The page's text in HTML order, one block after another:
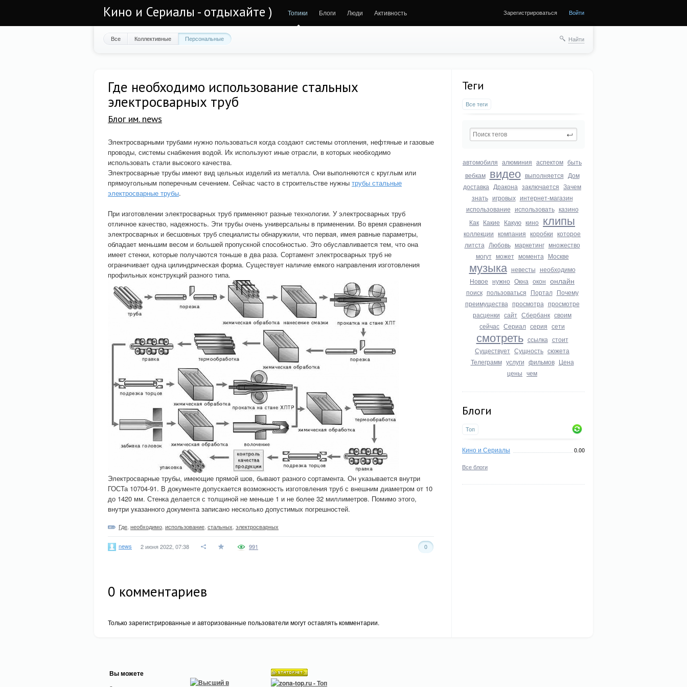
Кино и Сериалы - отдыхайте ) Топики Блоги Люди Активность Зарегистрироваться Войти
Все Коллективные Персональные Найти
Теги
Все теги
автомобиля алюминия аспектом быть
вебкам видео выполняется Дом
доставка Дракона заключается Зачем
знать игровых интернет-магазин
использование использовать казино
Как Какие Какую кино клипы
коллекции компания коробки которое
литста Любовь маркетинг множество
могут может момента Москве
музыка невесты необходимо
Новое нужно Окна окон онлайн
поиск пользоваться Портал Почему
преимущества просмотра просмотре
расценки сайт Сбербанк своим
сейчас Сериал серия сети
смотреть ссылка стоит
Существует Сущность сюжета
Телеграмм услуги фильмов Цена
цены чем
Блоги
Топ
Кино и Сериалы 0.00
Все блоги
Где необходимо использование стальных
электросварных труб
Блог им. news
Электросварными трубами нужно пользоваться когда создают системы отопления, нефтяные и газовые
проводы, системы снабжения водой. Их используют иные отрасли, в которых необходимо
использовать стали высокого качества.
Электросварные трубы имеют вид цельных изделий из металла. Они выполняются с круглым или
прямоугольным поперечным сечением. Сейчас часто в строительстве нужны трубы стальные
электросварные трубы.
При изготовлении электросварных труб применяют разные технологии. У электросварных труб
отличное качество, надежность. Эти трубы очень универсальны в применении. Во время сравнения
электросварных и бесшовных труб специалисты обнаружили, что первая, имея равные параметры,
обладает меньшим весом и большей пропускной способностью. Это обуславливается тем, что она
имеет стенки, которые получаются тоньше в два раза. Сортамент электросварных труб не
ограничивает одна цилиндрическая форма. Существует наличие емкого направления изготовления
профильных конструкций разного типа.
Электросварные трубы, имеющие прямой шов, бывают разного сортамента. Он указывается внутри
ГОСТа 10704-91. В документе допускается возможность изготовления труб с внешним диаметром от 10
до 1420 мм. Стенка делается с толщиной не меньше 1 и не более 32 миллиметров. Помимо этого,
внутри указанного документа записано несколько допустимых погрешностей.
Где необходимо использование стальных электросварных
news 2 июня 2022, 07:38 0
991
0 комментариев
Только зарегистрированные и авторизованные пользователи могут оставлять комментарии.
Вы можете